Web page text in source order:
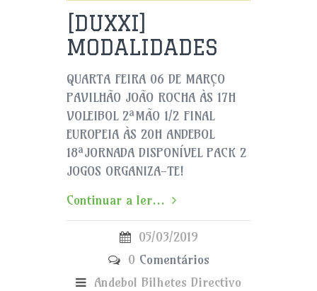
[DUXXI]
MODALIDADES
QUARTA FEIRA 06 DE MARÇO
PAVILHÃO JOÃO ROCHA ÀS 17H
VOLEIBOL 2ªMÃO 1/2 FINAL
EUROPEIA ÀS 20H ANDEBOL
18ªJORNADA DISPONÍVEL PACK 2
JOGOS ORGANIZA-TE!
Continuar a ler...
05/03/2019
0 Comentários
Andebol Bilhetes Directivo